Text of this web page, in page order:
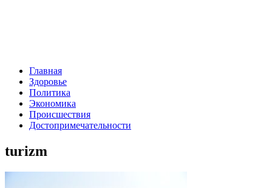
Главная
Здоровье
Политика
Экономика
Происшествия
Достопримечательности
turizm